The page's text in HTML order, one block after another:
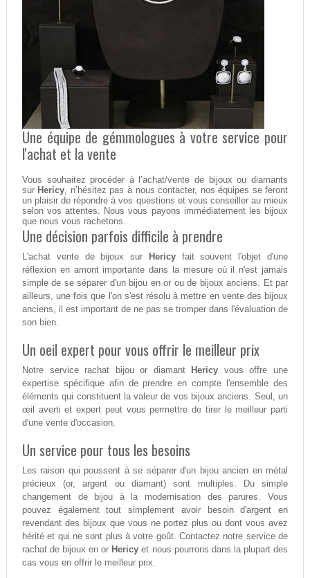
Une équipe de gémmologues à votre service pour
l'achat et la vente
Vous souhaitez procéder à l’achat/vente de bijoux ou diamants
sur Hericy, n’hésitez pas à nous contacter, nos équipes se feront
un plaisir de répondre à vos questions et vous conseiller au mieux
selon vos attentes. Nous vous payons immédiatement les bijoux
que nous vous rachetons.
Une décision parfois difficile à prendre
L'achat vente de bijoux sur Hericyfait souvent l'objet d'une
réflexion en amont importante dans la mesure où il n'est jamais
simple de se séparer d'un bijou en or ou de bijoux anciens. Et par
ailleurs, une fois que l'on s'est résolu à mettre en vente des bijoux
anciens, il est important de ne pas se tromper dans l'évaluation de
son bien.
Un oeil expert pour vous offrir le meilleur prix
Notre service rachat bijou or diamant Hericy vous offre une
expertise spécifique afin de prendre en compte l'ensemble des
éléments qui constituent la valeur de vos bijoux anciens. Seul, un
œil averti et expert peut vous permettre de tirer le meilleur parti
d'une vente d'occasion.
Un service pour tous les besoins
Les raison qui poussent à se séparer d'un bijou ancien en métal
précieux (or, argent ou diamant) sont multiples. Du simple
changement de bijou à la modernisation des parures. Vous
pouvez également tout simplement avoir besoin d'argent en
revendant des bijoux que vous ne portez plus ou dont vous avez
hérité et qui ne sont plus à votre goût. Contactez notre service de
rachat de bijoux en or Hericy et nous pourrons dans la plupart des
cas vous en offrir le meilleur prix.